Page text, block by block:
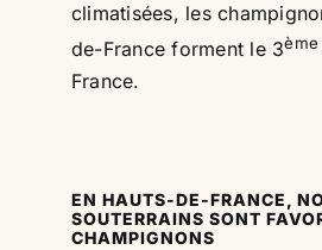
climatisées, les
de-France forment le 3ème
France.
EN HAUTS-DE-FRANCE,
SOUTERRAINS SONT
CHAMPIGNONS